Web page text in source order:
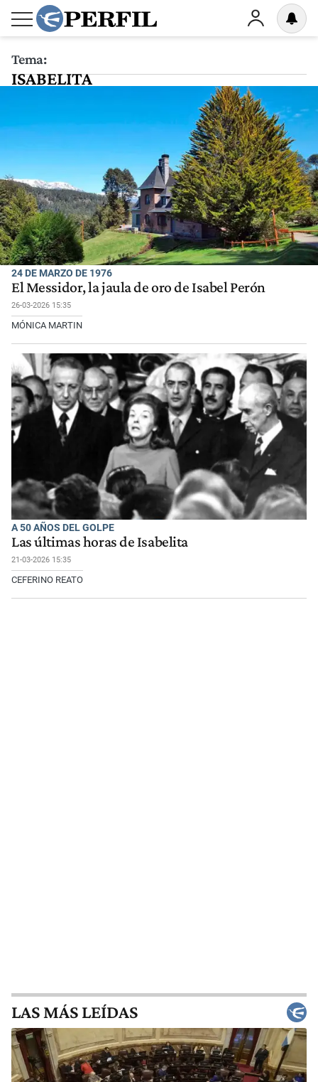
Tema:
ISABELITA
24 DE MARZO DE 1976
El Messidor, la jaula de oro de Isabel Perón
26-03-2026 15:35
MÓNICA MARTIN
A 50 AÑOS DEL GOLPE
Las últimas horas de Isabelita
21-03-2026 15:35
CEFERINO REATO
LAS MÁS LEÍDAS